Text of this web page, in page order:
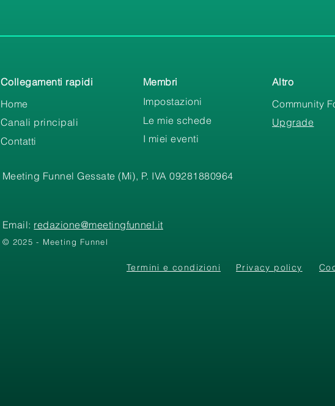
Collegamenti rapidi
Home
Canali principali
Contatti
Membri
Impostazioni
Le mie schede
I miei eventi
Altro
Community
Upgrade
Meeting Funnel Gessate (Mi), P. IVA 09281880964
Email: redazione@meetingfunnel.it
© 2025 - Meeting Funnel
Termini e condizioni Privacy policy